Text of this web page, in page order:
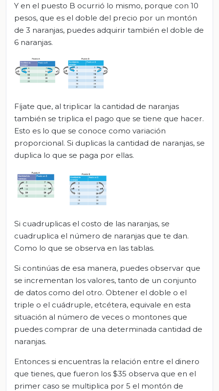
Y en el puesto B ocurrió lo mismo, porque con 10
pesos, que es el doble del precio por un montón
de 3 naranjas, puedes adquirir también el doble de
6 naranjas.
Fíjate que, al triplicar la cantidad de naranjas
también se triplica el pago que se tiene que hacer.
Esto es lo que se conoce como variación
proporcional. Si duplicas la cantidad de naranjas, se
duplica lo que se paga por ellas.
Si cuadruplicas el costo de las naranjas, se
cuadruplica el número de naranjas que te dan.
Como lo que se observa en las tablas.
Si continúas de esa manera, puedes observar que
se incrementan los valores, tanto de un conjunto
de datos como del otro. Obtener el doble o el
triple o el cuádruple, etcétera, equivale en esta
situación al número de veces o montones que
puedes comprar de una determinada cantidad de
naranjas.
Entonces si encuentras la relación entre el dinero
que tienes, que fueron los $35 observa que en el
primer caso se multiplica por 5 el montón de